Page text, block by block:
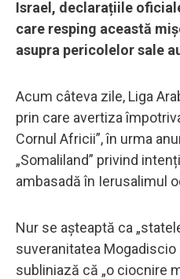
Israel, declarațiile
care resping această
asupra pericolelor sale
Acum câteva zile, Liga
prin care avertiza
Cornul Africii”, în urma
„Somaliland” privind
ambasadă în Ierusalimul
Nur se așteaptă ca
suveranitatea
subliniază că „o ciocnire